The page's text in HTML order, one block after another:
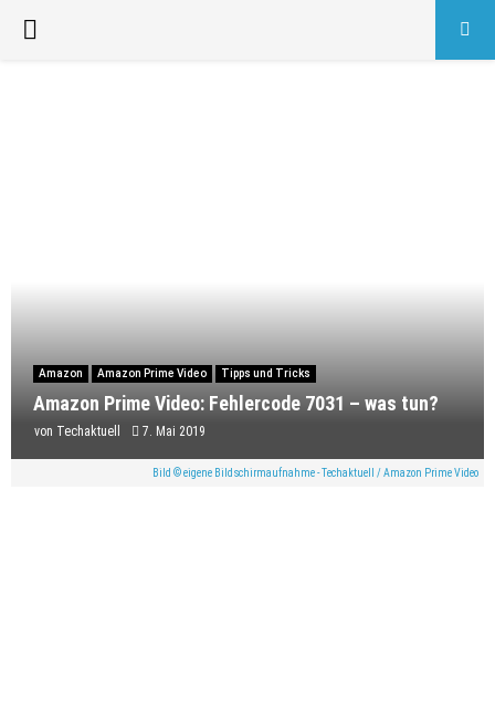
PRIMARY
Amazon Amazon Prime Video Tipps und Tricks
Amazon Prime Video: Fehlercode 7031 – was tun?
von Techaktuell 7. Mai 2019
Bild © eigene Bildschirmaufnahme - Techaktuell / Amazon Prime Video